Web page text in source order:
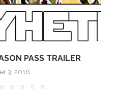
PASS TRAILER
3, 2016